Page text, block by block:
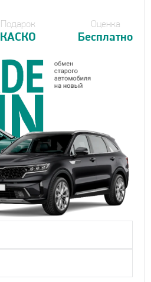
Подарок
КАСКО
Оценка
Бесплатно